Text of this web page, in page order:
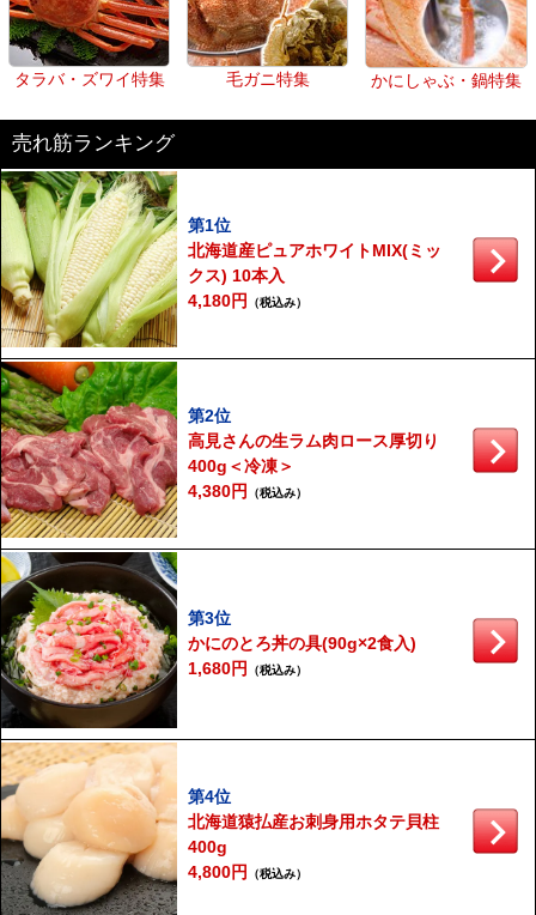
タラバ・ズワイ特集 毛ガニ特集 かにしゃぶ・鍋特集
売れ筋ランキング
第1位
北海道産ピュアホワイトMIX(ミッ
クス) 10本入
4,180円 （税込み）
第2位
高見さんの生ラム肉ロース厚切り
400g＜冷凍＞
4,380円 （税込み）
第3位
かにのとろ丼の具(90g×2食入)
1,680円 （税込み）
第4位
北海道猿払産お刺身用ホタテ貝柱
400g
4,800円 （税込み）